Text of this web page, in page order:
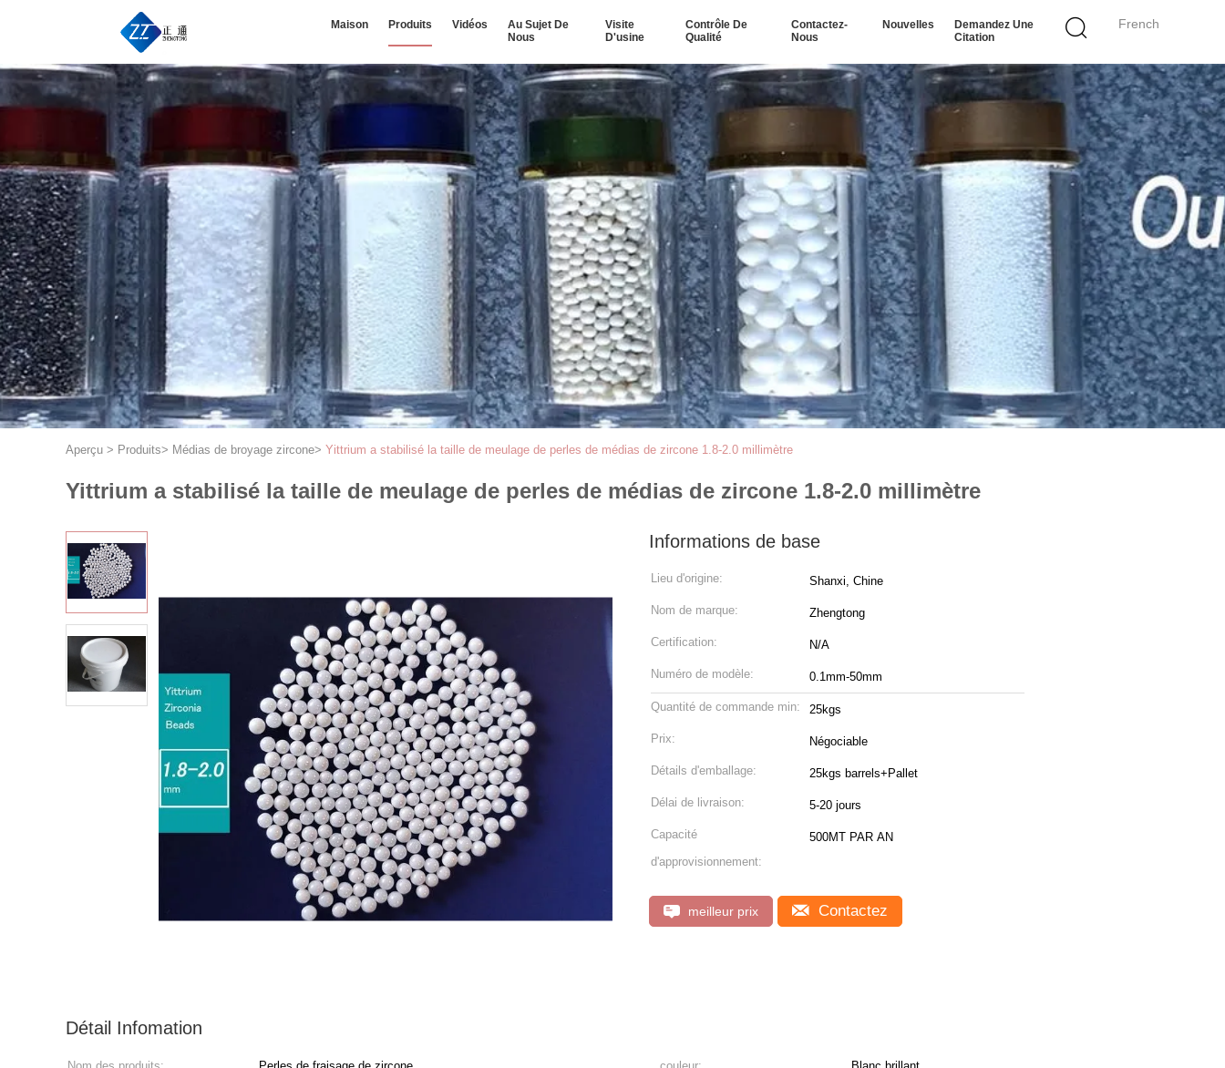
French
Maison Produits Vidéos
Au Sujet De
Nous
Visite
D'usine
Contrôle De
Qualité
Contactez-
Nous
Nouvelles
Demandez Une
Citation
Aperçu > Produits> Médias de broyage zircone> Yittrium a stabilisé la taille de meulage de perles de médias de zircone 1.8-2.0 millimètre
Yittrium a stabilisé la taille de meulage de perles de médias de zircone 1.8-2.0 millimètre
Informations de base
Lieu d'origine: Shanxi, Chine
Nom de marque: Zhengtong
Certification: N/A
Numéro de modèle: 0.1mm-50mm
Quantité de commande min: 25kgs
Prix: Négociable
Détails d'emballage: 25kgs barrels+Pallet
Délai de livraison: 5-20 jours
Capacité
d'approvisionnement:
500MT PAR AN
meilleur prix Contactez
Détail Infomation